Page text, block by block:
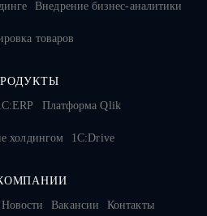
Внедрение бизнес-аналитики
товаров
Платформа Qlik
холдингом 1C:Drive
Новости Вакансии Контакты